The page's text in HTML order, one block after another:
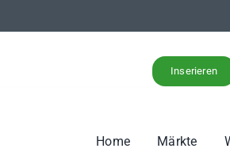
Inserieren
Home Märkte